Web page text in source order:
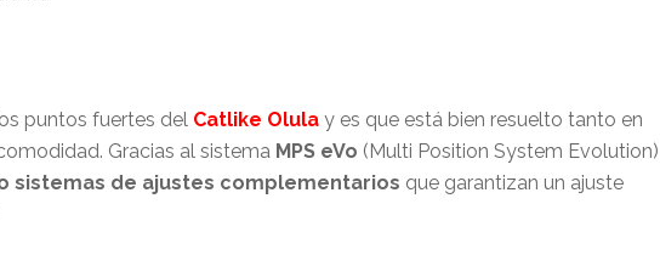
puntos fuertes del Catlike Olula y es que está bien resuelto tanto en
Gracias al sistema MPS eVo (Multi Position System Evolution)
sistemas de ajustes complementarios que garantizan un ajuste